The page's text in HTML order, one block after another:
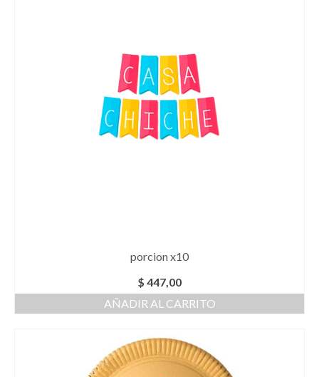
porcion x10
$ 447,00
AÑADIR AL CARRITO